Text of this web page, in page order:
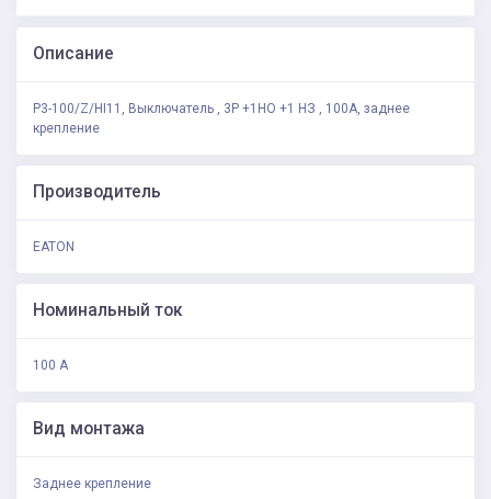
Описание
P3-100/Z/HI11, Выключатель , 3P +1НО +1 НЗ , 100А, заднее
крепление
Производитель
EATON
Номинальный ток
100 А
Вид монтажа
Заднее крепление